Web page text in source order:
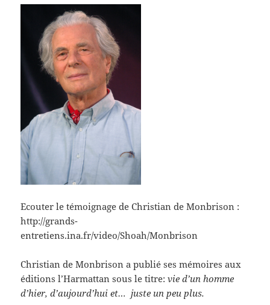
Ecouter le témoignage de Christian de Monbrison :
http://grands-
entretiens.ina.fr/video/Shoah/Monbrison
Christian de Monbrison a publié ses mémoires aux
éditions l’Harmattan sous le titre:vie d’un homme
d’hier, d’aujourd’hui et… juste un peu plus.